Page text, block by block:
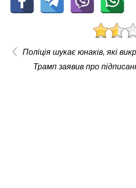
Поліція шукає юнаків, які
Трамп заявив про